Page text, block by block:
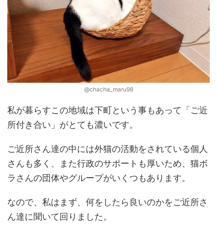
@chacha_maru98
私が暮らすこの地域は下町という事もあって「ご近
所付き合い」がとても濃いです。
ご近所さん達の中には外猫の活動をされている個人
さんも多く、また行政のサポートも厚いため、猫ボ
ラさんの団体やグループがいくつもあります。
なので、私はまず、何をしたら良いのかをご近所さ
ん達に聞いて回りました。